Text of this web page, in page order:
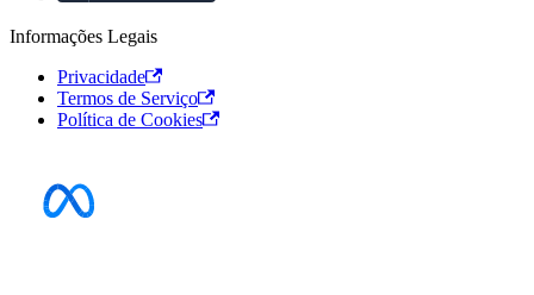
Informações Legais
Privacidade
Termos de Serviço
Política de Cookies